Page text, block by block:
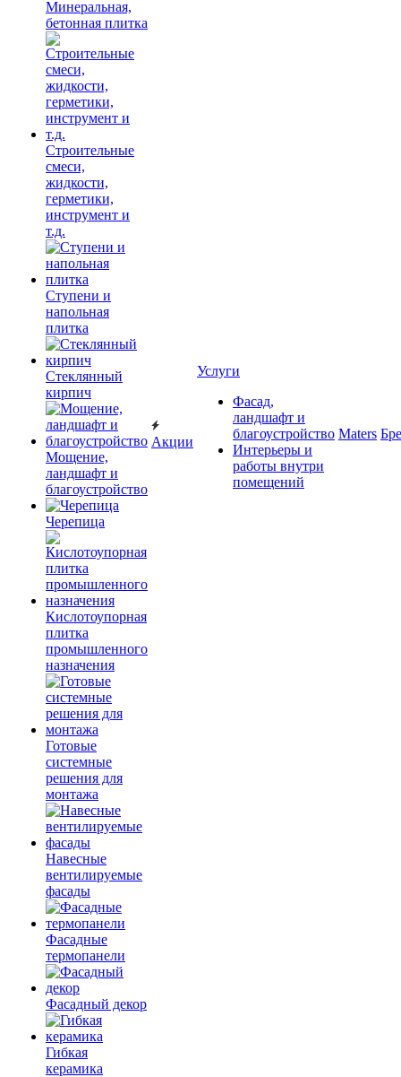
Минеральная,
бетонная плитка
Строительные
смеси,
жидкости,
герметики,
инструмент и
т.д.
Ступени и
напольная
плитка
Cтеклянный
кирпич
Мощение,
ландшафт и
благоустройство
Черепица
Кислотоупорная
плитка
промышленного
назначения
Готовые
системные
решения для
монтажа
Навесные
вентилируемые
фасады
Фасадные
термопанели
Фасадный декор
Гибкая
керамика
Акции
Услуги
Фасад,
ландшафт и
благоустройство
Интерьеры и
работы внутри
помещений
Maters